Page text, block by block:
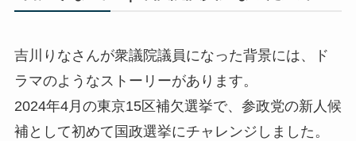
吉川りなさんが衆議院議員になった背景には、ド
ラマのようなストーリーがあります。
2024年4月の東京15区補欠選挙で、参政党の新人候
補として初めて国政選挙にチャレンジしました。